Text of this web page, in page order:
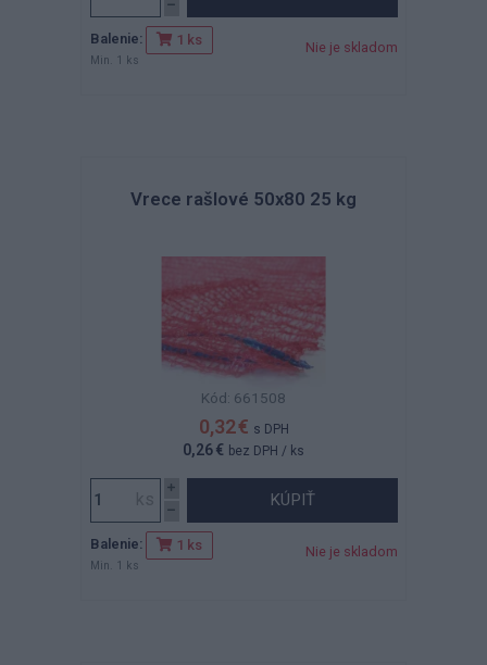
Balenie: 1 ks
Min. 1 ks
Nie je skladom
Vrece rašlové 50x80 25 kg
Kód: 661508
0,32 € s DPH
0,26 € bez DPH / ks
KÚPIŤ
Balenie: 1 ks
Min. 1 ks
Nie je skladom